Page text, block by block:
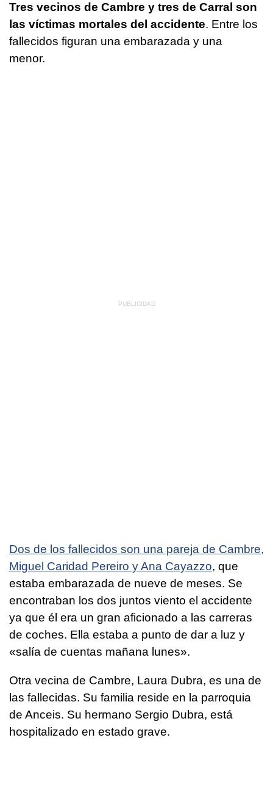
Tres vecinos de Cambre y tres de Carral son
las víctimas mortales del accidente. Entre los
fallecidos figuran una embarazada y una
menor.
Dos de los fallecidos son una pareja de Cambre,
Miguel Caridad Pereiro y Ana Cayazzo, que
estaba embarazada de nueve de meses. Se
encontraban los dos juntos viento el accidente
ya que él era un gran aficionado a las carreras
de coches. Ella estaba a punto de dar a luz y
«salía de cuentas mañana lunes».
Otra vecina de Cambre, Laura Dubra, es una de
las fallecidas. Su familia reside en la parroquia
de Anceis. Su hermano Sergio Dubra, está
hospitalizado en estado grave.